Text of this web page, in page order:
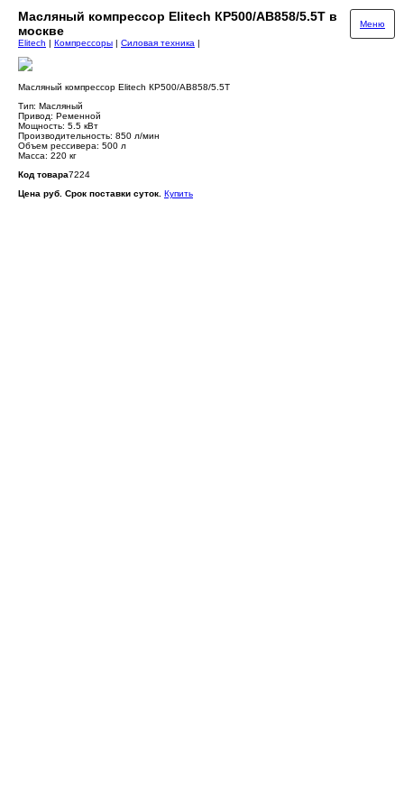
Масляный компрессор Elitech КР500/АВ858/5.5Т в
москве
Меню
Elitech | Компрессоры | Силовая техника |
Масляный компрессор Elitech КР500/АВ858/5.5Т
Тип: Масляный
Привод: Ременной
Мощность: 5.5 кВт
Производительность: 850 л/мин
Объем рессивера: 500 л
Масса: 220 кг
Код товара7224
Цена руб. Срок поставки суток. Купить